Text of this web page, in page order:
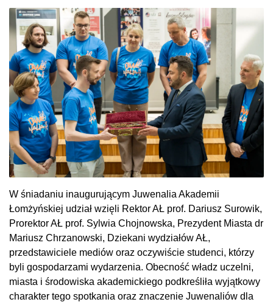
W śniadaniu inaugurującym Juwenalia Akademii
Łomżyńskiej udział wzięli Rektor AŁ prof. Dariusz Surowik,
Prorektor AŁ prof. Sylwia Chojnowska, Prezydent Miasta dr
Mariusz Chrzanowski, Dziekani wydziałów AŁ,
przedstawiciele mediów oraz oczywiście studenci, którzy
byli gospodarzami wydarzenia. Obecność władz uczelni,
miasta i środowiska akademickiego podkreśliła wyjątkowy
charakter tego spotkania oraz znaczenie Juwenaliów dla